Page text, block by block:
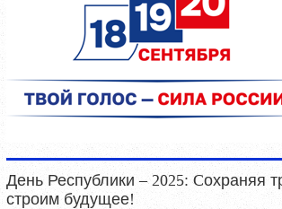
День Республики – 2025: Cохраняя
строим будущее!